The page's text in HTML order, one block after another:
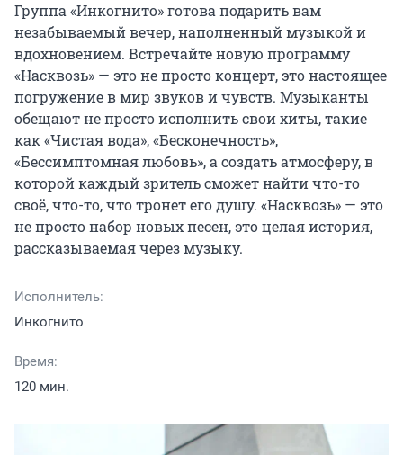
Группа «Инкогнито» готова подарить вам
незабываемый вечер, наполненный музыкой и
вдохновением. Встречайте новую программу
«Насквозь» — это не просто концерт, это настоящее
погружение в мир звуков и чувств. Музыканты
обещают не просто исполнить свои хиты, такие
как «Чистая вода», «Бесконечность»,
«Бессимптомная любовь», а создать атмосферу, в
которой каждый зритель сможет найти что-то
своё, что-то, что тронет его душу. «Насквозь» — это
не просто набор новых песен, это целая история,
рассказываемая через музыку.
Исполнитель:
Инкогнито
Время:
120 мин.